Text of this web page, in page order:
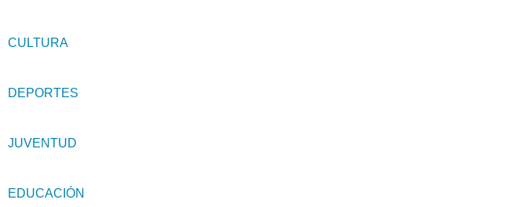
CULTURA
DEPORTES
JUVENTUD
EDUCACIÓN